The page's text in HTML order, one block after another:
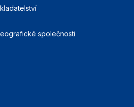
společnosti